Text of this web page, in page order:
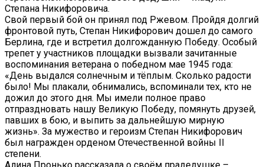
Степана Никифоровича.
Свой первый бой он принял под Ржевом. Пройдя долгий
фронтовой путь, Степан Никифорович дошел до самого
Берлина, где и встретил долгожданную Победу. Особый
трепет у участников площадки вызвали зачитанные
воспоминания ветерана о победном мае 1945 года:
«День выдался солнечным и тёплым. Сколько радости
было! Мы плакали, обнимались, вспоминали тех, кто не
дожил до этого дня. Мы имели полное право
отпраздновать нашу Великую Победу, помянуть друзей,
павших в бою, и выпить за дальнейшую мирную
жизнь». За мужество и героизм Степан Никифорович
был награжден орденом Отечественной войны II
степени.